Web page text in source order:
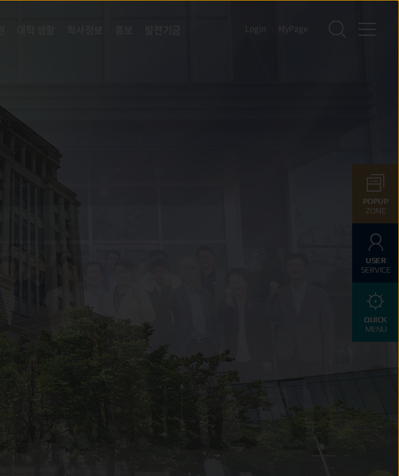
Login MyPage
POPUP
ZONE
USER
SERVICE
QUICK
MENU
학자금 중복지원방지 안내